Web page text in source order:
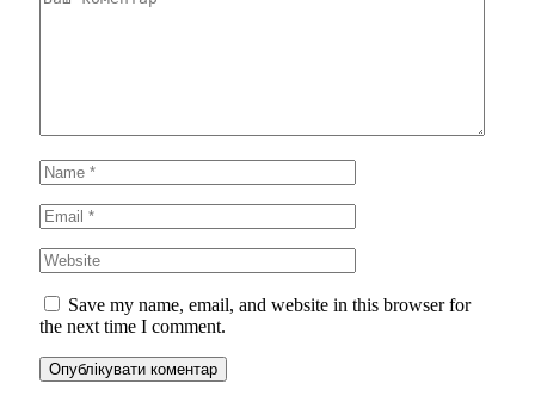
Save my name, email, and website in this browser for
the next time I comment.